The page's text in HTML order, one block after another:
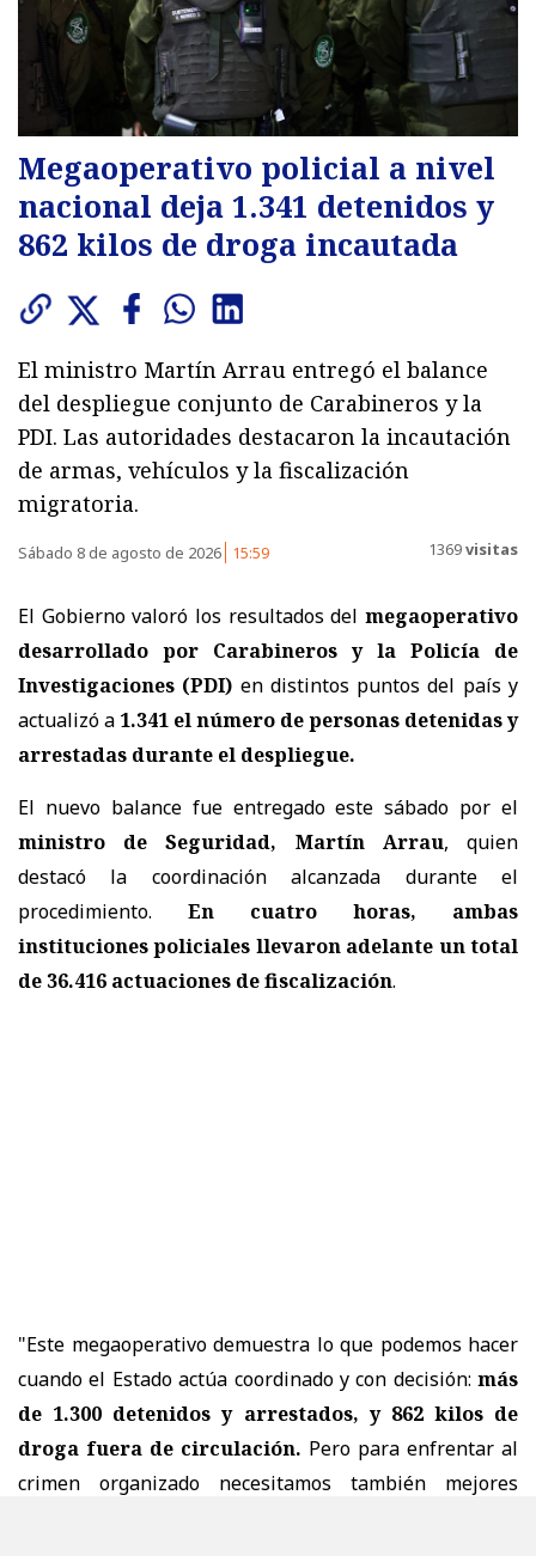
Megaoperativo policial a nivel
nacional deja 1.341 detenidos y
862 kilos de droga incautada
El ministro Martín Arrau entregó el balance
del despliegue conjunto de Carabineros y la
PDI. Las autoridades destacaron la incautación
de armas, vehículos y la fiscalización
migratoria.
Sábado 8 de agosto de 2026 15:59 1369visitas
El Gobierno valoró los resultados del megaoperativo
desarrollado por Carabineros y la Policía de
Investigaciones (PDI) en distintos puntos del país y
actualizó a 1.341 el número de personas detenidas y
arrestadas durante el despliegue.
El nuevo balance fue entregado este sábado por el
ministro de Seguridad, Martín Arrau, quien
destacó la coordinación alcanzada durante el
procedimiento. En cuatro horas, ambas
instituciones policiales llevaron adelante un total
de 36.416 actuaciones de fiscalización.
"Este megaoperativo demuestra lo que podemos hacer
cuando el Estado actúa coordinado y con decisión: más
de 1.300 detenidos y arrestados, y 862 kilos de
droga fuera de circulación. Pero para enfrentar al
crimen organizado necesitamos también mejores